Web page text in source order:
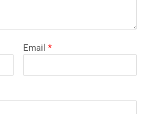
Email *